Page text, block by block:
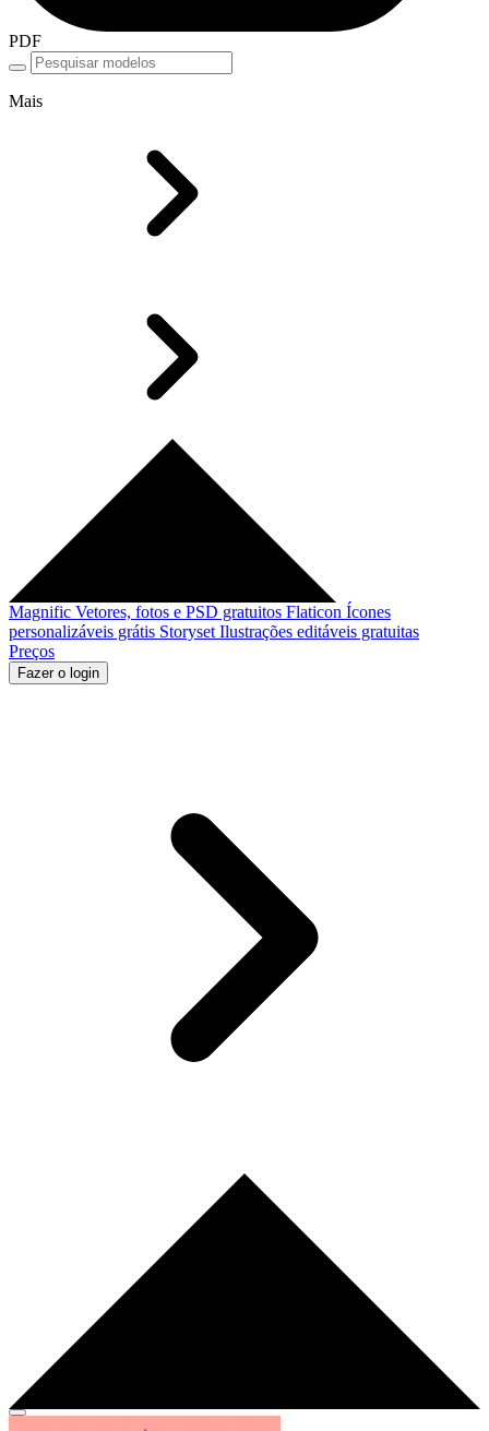
PDF
Mais
Magnific Vetores, fotos e PSD gratuitos Flaticon Ícones
personalizáveis grátis Storyset Ilustrações editáveis gratuitas
Preços
Fazer o login